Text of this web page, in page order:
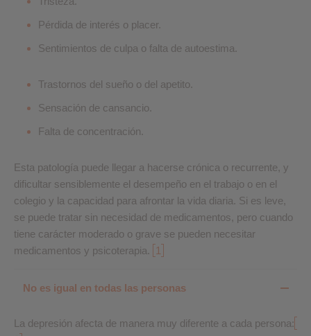
Pérdida de interés o placer.
Sentimientos de culpa o falta de autoestima.
Trastornos del sueño o del apetito.
Sensación de cansancio.
Falta de concentración.
Esta patología puede llegar a hacerse crónica o recurrente, y
dificultar sensiblemente el desempeño en el trabajo o en el
colegio y la capacidad para afrontar la vida diaria. Si es leve,
se puede tratar sin necesidad de medicamentos, pero cuando
tiene carácter moderado o grave se pueden necesitar
medicamentos y psicoterapia.
1
No es igual en todas las personas
La depresión afecta de manera muy diferente a cada persona: